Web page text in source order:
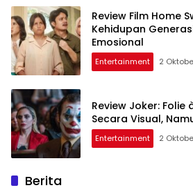
Review Film Home
Kehidupan
Emosional
Entertainment 2
Review Joker: Folie
Secara Visual,
Entertainment 2
Berita